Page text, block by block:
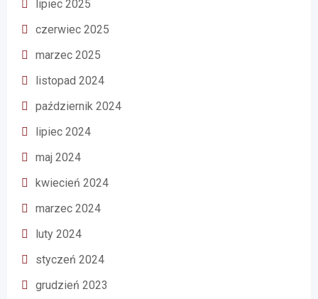
lipiec 2025
czerwiec 2025
marzec 2025
listopad 2024
październik 2024
lipiec 2024
maj 2024
kwiecień 2024
marzec 2024
luty 2024
styczeń 2024
grudzień 2023